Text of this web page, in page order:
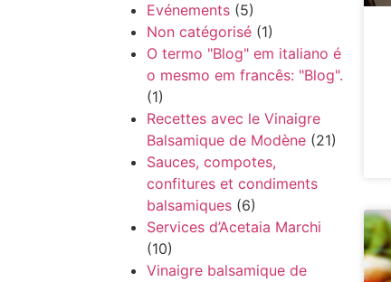
Evénements (5)
Non catégorisé (1)
O termo "Blog" em italiano é
o mesmo em francês: "Blog".
(1)
Recettes avec le Vinaigre
Balsamique de Modène (21)
Sauces, compotes,
confitures et condiments
balsamiques (6)
Services d’Acetaia Marchi
(10)
Vinaigre balsamique de